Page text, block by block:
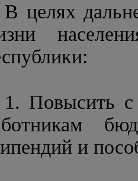
В целях
1. Повысить с
и